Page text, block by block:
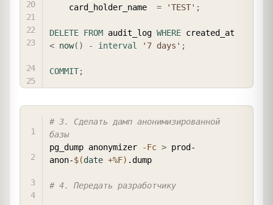
    card_holder_name
= 'TEST' ;
DELETE FROM audit_log WHERE
< now( ) - interval '7 days' ;
COMMIT;
# 3. Сделать дамп анонимизированной
базы
pg_dump anonymizer
-Fc > prod-
anon-$(date +%F) .dump
# 4. Передать разработчику